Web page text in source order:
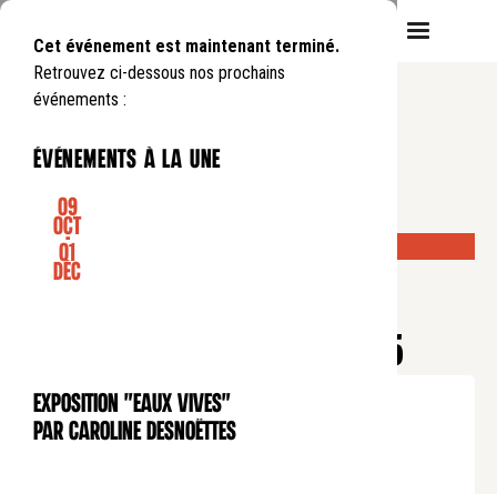
Cet événement est maintenant terminé.
Retrouvez ci-dessous nos prochains
événements :
événements à la une
EXPOSITION
09
Oct
-
01
Déc
Exposition "Eaux Vives"
par Caroline Desnoëttes
CONCERT
SYMPHONIES - N°18, 19 ET 25
Jeudi28
.
05de20:00à21:00
Tarif plein : 30€